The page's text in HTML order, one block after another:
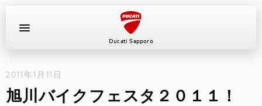
Ducati Sapporo
イベント
2011年1月11日
旭川バイクフェスタ２０１１！